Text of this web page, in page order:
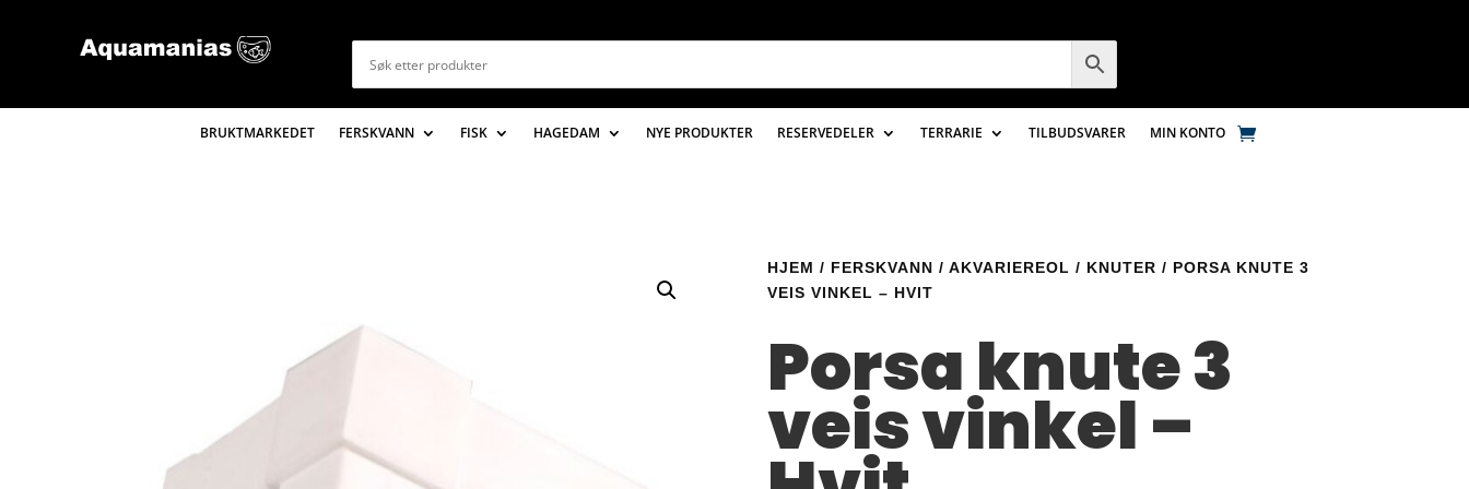
BRUKTMARKEDET FERSKVANN FISK HAGEDAM NYE PRODUKTER RESERVEDELER TERRARIE TILBUDSVARER MIN KONTO
HJEM / FERSKVANN / AKVARIEREOL / KNUTER / PORSA KNUTE 3
VEIS VINKEL – HVIT
Porsa knute 3
veis vinkel –